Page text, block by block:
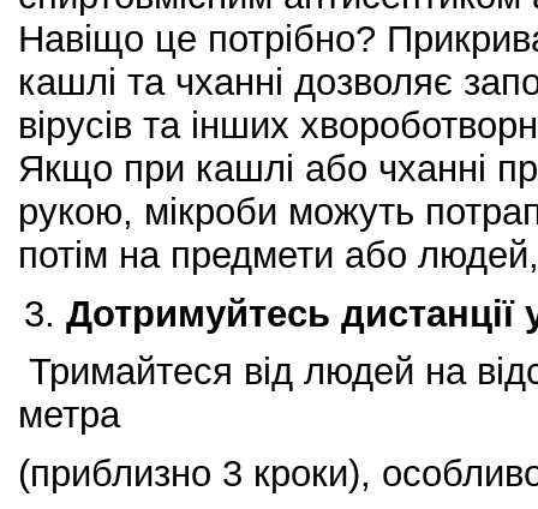
Навіщо це потрібно?
кашлі та чханні дозволяє
вірусів та інших
Якщо при кашлі або чханні
рукою, мікроби можуть
потім на предмети або
Дотримуйтесь дистанції
Тримайтеся від людей на
метра
(приблизно 3 кроки),